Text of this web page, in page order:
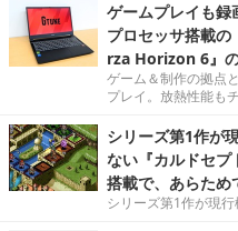
ゲームプレイも
プロセッサ搭載の
rza Horizon 6』
ゲーム＆制作の拠点
プレイ。放熱性能も
シリーズ第1作が
ない『カルドセプ
搭載で、あらため
シリーズ第1作が現